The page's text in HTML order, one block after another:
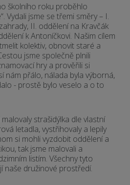
školního roku proběhlo
Vydali jsme se třemi směry – I.
II. oddělení na Kravčák
k Antoníčkovi. Našim cílem
kolektiv, obnovit staré a
jsme společně plnili
hry a prověřili si
nám přálo, nálada byla výborná,
- prostě bylo veselo a o to
strašidýlka dle vlastní
letadla, vystřihovaly a lepily
si mohli vyzdobit oddělení a
tak jsme malovali a
listím. Všechny tyto
naše družinové prostředí.